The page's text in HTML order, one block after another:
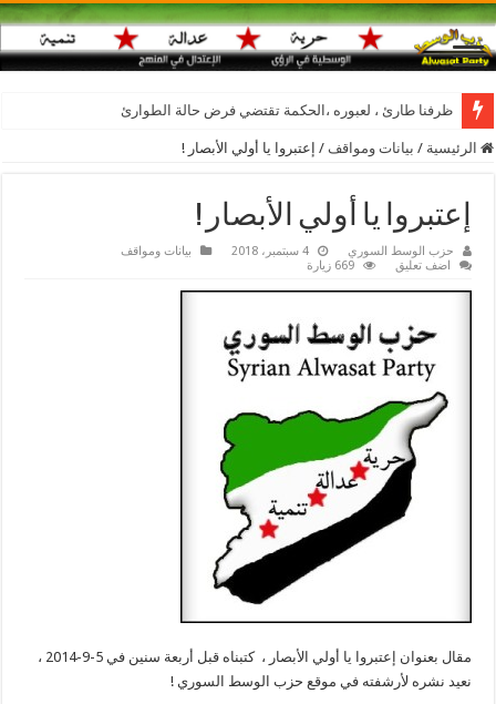
ظرفنا طارئ ، لعبوره ،الحكمة تقتضي فرض حالة الطوارئ
الرئيسية / بيانات ومواقف / إعتبروا يا أولي الأبصار !
إعتبروا يا أولي الأبصار !
حزب الوسط السوري 4 سبتمبر، 2018
بيانات ومواقف
اضف تعليق
669 زيارة
مقال بعنوان إعتبروا يا أولي الأبصار ، كتبناه قبل أربعة سنين في 5-9-2014 ،
نعيد نشره لأرشفته في موقع حزب الوسط السوري !